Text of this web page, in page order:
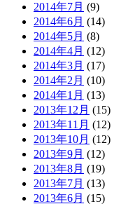
2014年7月 (9)
2014年6月 (14)
2014年5月 (8)
2014年4月 (12)
2014年3月 (17)
2014年2月 (10)
2014年1月 (13)
2013年12月 (15)
2013年11月 (12)
2013年10月 (12)
2013年9月 (12)
2013年8月 (19)
2013年7月 (13)
2013年6月 (15)